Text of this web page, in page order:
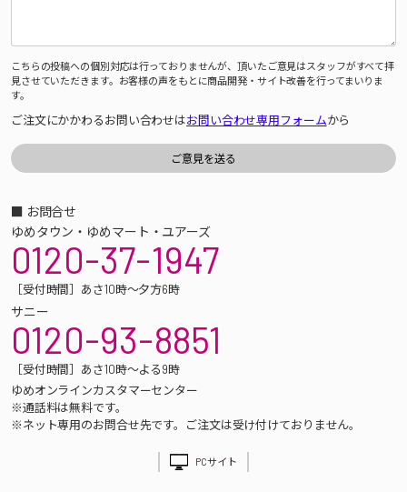
こちらの投稿への個別対応は行っておりませんが、頂いたご意見はスタッフがすべて拝
見させていただきます。お客様の声をもとに商品開発・サイト改善を行ってまいりま
す。
ご注文にかかわるお問い合わせはお問い合わせ専用フォームから
■ お問合せ
ゆめタウン・ゆめマート・ユアーズ
0120-37-1947
［受付時間］あさ10時～夕方6時
サニー
0120-93-8851
［受付時間］あさ10時～よる9時
ゆめオンラインカスタマーセンター
※通話料は無料です。
※ネット専用のお問合せ先です。ご注文は受け付けておりません。
PCサイト